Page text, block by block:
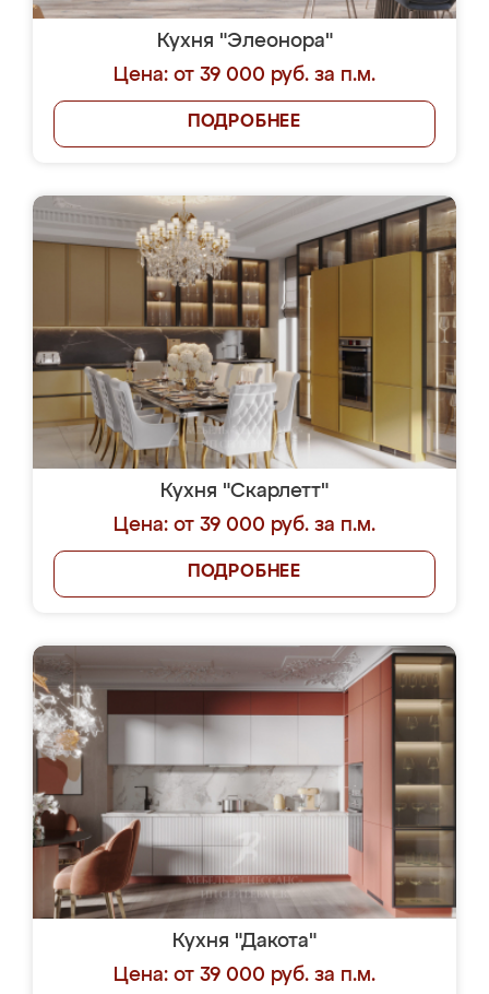
Кухня "Элеонора"
Цена: от 39 000 руб. за п.м.
ПОДРОБНЕЕ
Кухня "Скарлетт"
Цена: от 39 000 руб. за п.м.
ПОДРОБНЕЕ
Кухня "Дакота"
Цена: от 39 000 руб. за п.м.